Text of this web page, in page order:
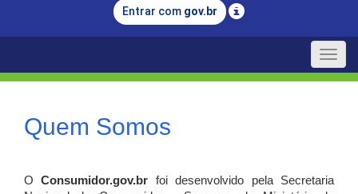
Legislação
Entrar com gov.br
Toggle
Quem Somos
OConsumidor.gov.br
foi desenvolvido pela Secretaria